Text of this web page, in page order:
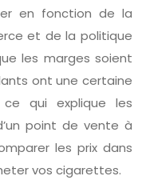
en fonction de la
et de la politique
les marges soient
ont une certaine
qui explique les
point de vente à
les prix dans
vos cigarettes.